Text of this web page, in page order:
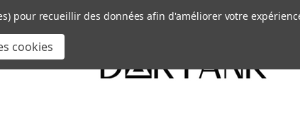
|
pour recueillir des données afin d'améliorer votre
cookies